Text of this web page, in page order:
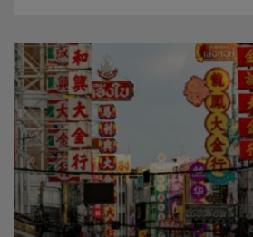
Update
Successful:
Wie
Thailand
mich
verändert
hat